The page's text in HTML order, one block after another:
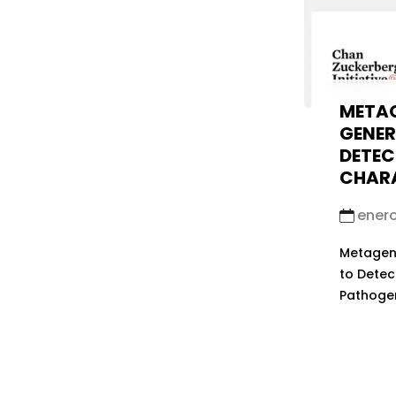
enero
to